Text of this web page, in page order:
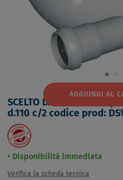
AGGIUNGI AL
SCELTO DA DESIVERO
d.110 c/2 codice prod:
Disponibilità immediata
Verifica la scheda tecnica